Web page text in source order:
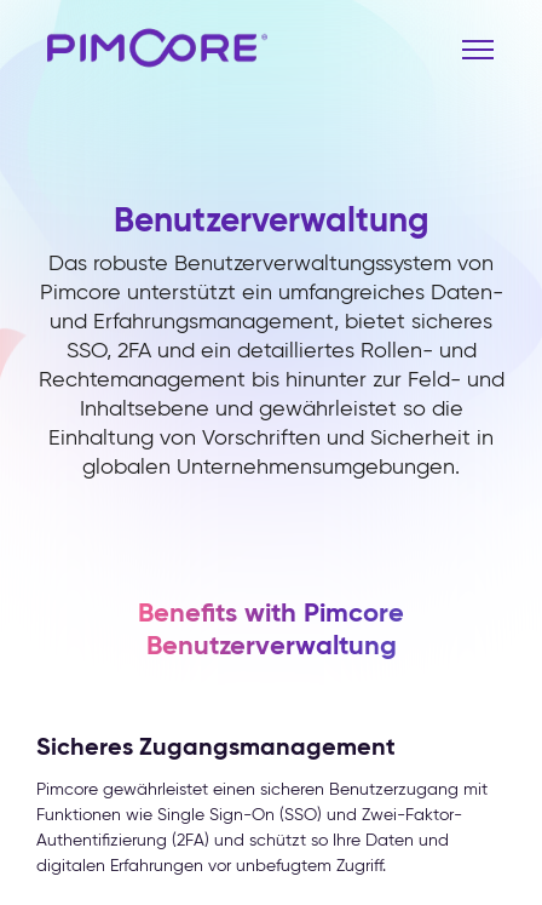
Benutzerverwaltung
Das robuste Benutzerverwaltungssystem von
Pimcore unterstützt ein umfangreiches Daten-
und Erfahrungsmanagement, bietet sicheres
SSO, 2FA und ein detailliertes Rollen- und
Rechtemanagement bis hinunter zur Feld- und
Inhaltsebene und gewährleistet so die
Einhaltung von Vorschriften und Sicherheit in
globalen Unternehmensumgebungen.
Benefits with Pimcore
Benutzerverwaltung
Sicheres Zugangsmanagement
Pimcore gewährleistet einen sicheren Benutzerzugang mit
Funktionen wie Single Sign-On (SSO) und Zwei-Faktor-
Authentifizierung (2FA) und schützt so Ihre Daten und
digitalen Erfahrungen vor unbefugtem Zugriff.